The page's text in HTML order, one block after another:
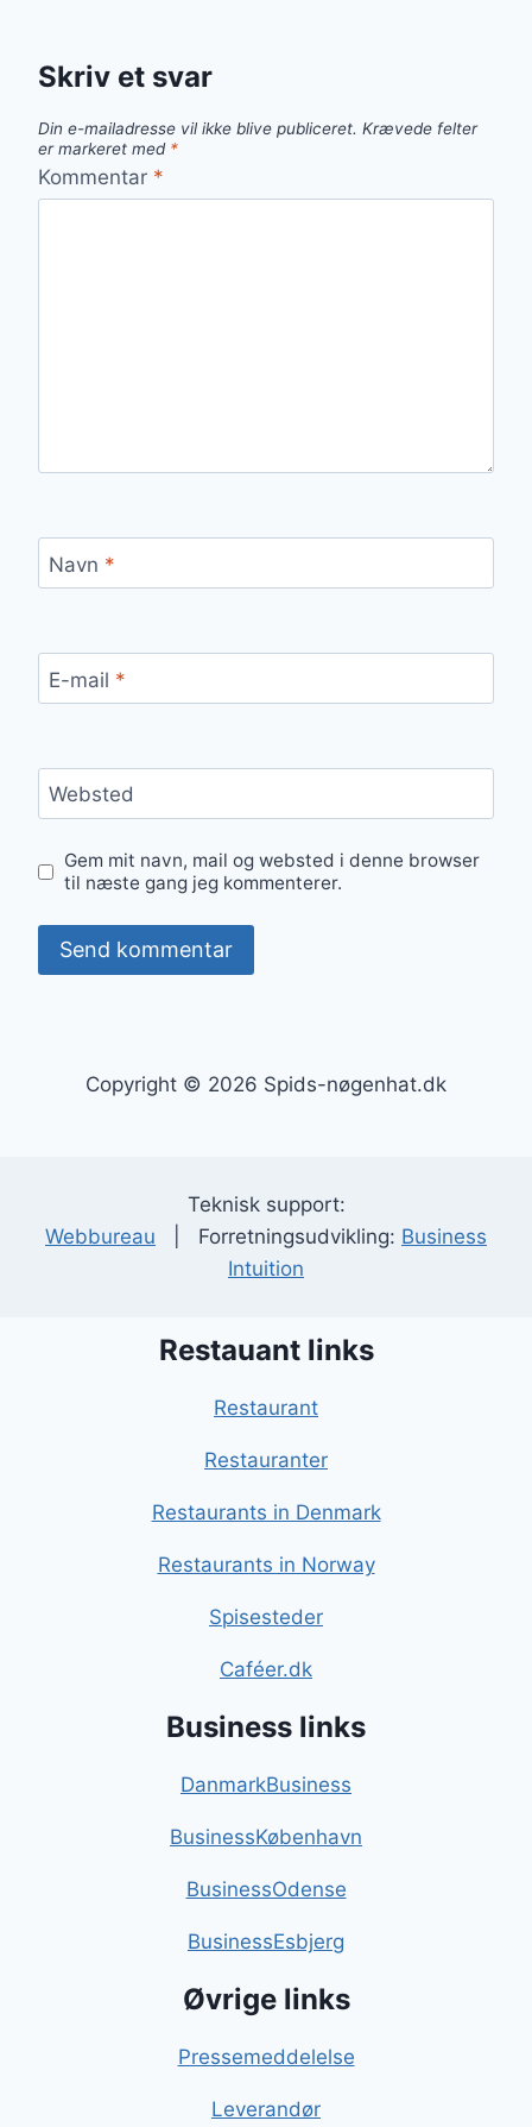
Skriv et svar
Din e-mailadresse vil ikke blive publiceret. Krævede felter
er markeret med *
Kommentar *
Navn *
E-mail *
Websted
Gem mit navn, mail og websted i denne browser
til næste gang jeg kommenterer.
Copyright © 2026 Spids-nøgenhat.dk
Teknisk support:
Webbureau | Forretningsudvikling: Business
Intuition
Restauant links
Restaurant
Restauranter
Restaurants in Denmark
Restaurants in Norway
Spisesteder
Caféer.dk
Business links
DanmarkBusiness
BusinessKøbenhavn
BusinessOdense
BusinessEsbjerg
Øvrige links
Pressemeddelelse
Leverandør